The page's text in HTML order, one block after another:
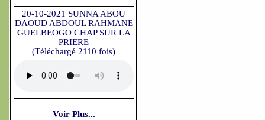
20-10-2021 SUNNA ABOU
DAOUD ABDOUL RAHMANE
GUELBEOGO CHAP SUR LA
PRIERE
(Téléchargé 2110 fois)
Voir Plus...